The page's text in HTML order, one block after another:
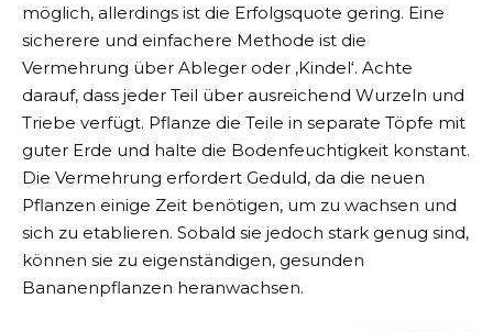
möglich, allerdings ist die Erfolgsquote gering. Eine
sicherere und einfachere Methode ist die
Vermehrung über Ableger oder ‚Kindel‘.​ ​ Achte
darauf, dass jeder Teil über ausreichend Wurzeln und
Triebe verfügt. Pflanze die Teile in separate Töpfe mit
guter Erde und halte die Bodenfeuchtigkeit konstant.
Die Vermehrung erfordert Geduld, da die neuen
Pflanzen einige Zeit benötigen, um zu wachsen und
sich zu etablieren. Sobald sie jedoch stark genug sind,
können sie zu eigenständigen, gesunden
Bananenpflanzen heranwachsen.